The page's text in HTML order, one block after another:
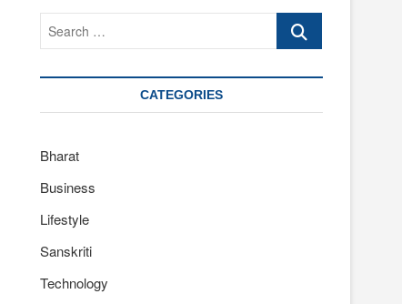
Search
CATEGORIES
Bharat
Business
Lifestyle
Sanskriti
Technology